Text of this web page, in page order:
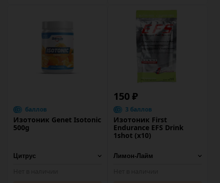
баллов
Изотоник Genet Isotonic
500g
150 ₽
3 баллов
Изотоник First
Endurance EFS Drink
1shot (х10)